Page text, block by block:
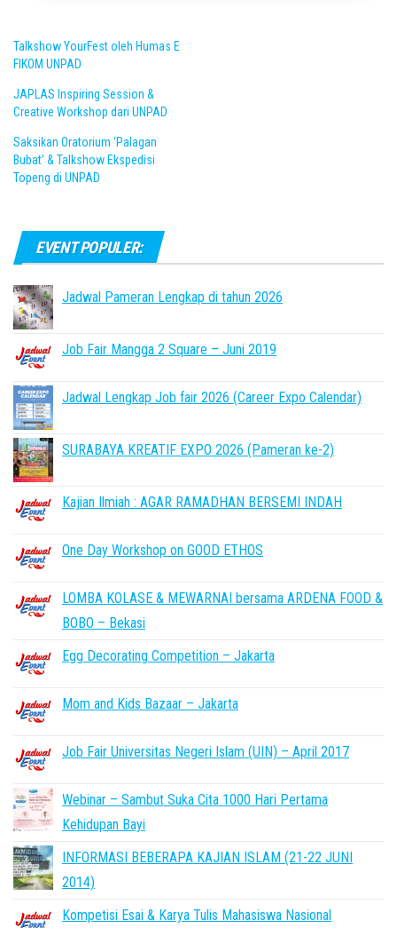
Talkshow YourFest oleh Humas E
FIKOM UNPAD
JAPLAS Inspiring Session &
Creative Workshop dari UNPAD
Saksikan Oratorium ‘Palagan
Bubat’ & Talkshow Ekspedisi
Topeng di UNPAD
EVENT POPULER:
Jadwal Pameran Lengkap di tahun 2026
Job Fair Mangga 2 Square – Juni 2019
Jadwal Lengkap Job fair 2026 (Career Expo Calendar)
SURABAYA KREATIF EXPO 2026 (Pameran ke-2)
Kajian Ilmiah : AGAR RAMADHAN BERSEMI INDAH
One Day Workshop on GOOD ETHOS
LOMBA KOLASE & MEWARNAI bersama ARDENA FOOD &
BOBO – Bekasi
Egg Decorating Competition – Jakarta
Mom and Kids Bazaar – Jakarta
Job Fair Universitas Negeri Islam (UIN) – April 2017
Webinar – Sambut Suka Cita 1000 Hari Pertama
Kehidupan Bayi
INFORMASI BEBERAPA KAJIAN ISLAM (21-22 JUNI
2014)
Kompetisi Esai & Karya Tulis Mahasiswa Nasional